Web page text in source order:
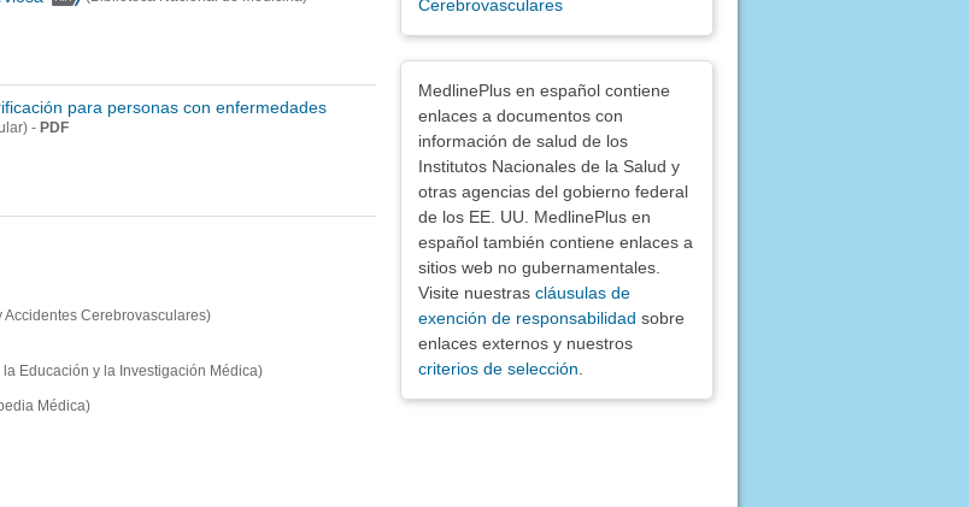
para personas con enfermedades
- PDF
Cerebrovasculares)
Educación y la Investigación Médica)
Médica)
Cerebrovasculares
MedlinePlus en español contiene
enlaces a documentos con
información de salud de los
Institutos Nacionales de la Salud y
otras agencias del gobierno federal
de los EE. UU. MedlinePlus en
español también contiene enlaces a
sitios web no gubernamentales.
Visite nuestras cláusulas de
exención de responsabilidad sobre
enlaces externos y nuestros
criterios de selección